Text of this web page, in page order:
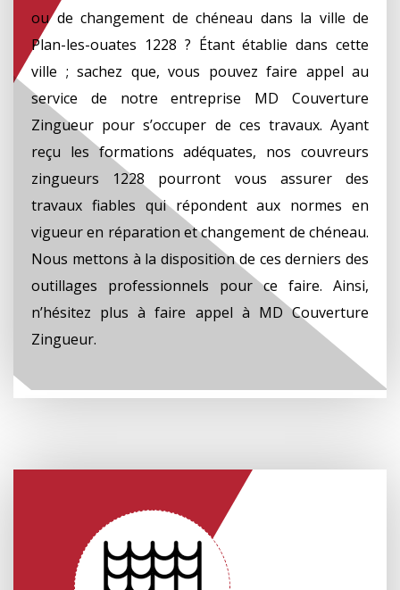
ou de changement de chéneau dans la ville de
Plan-les-ouates 1228 ? Étant établie dans cette
ville ; sachez que, vous pouvez faire appel au
service de notre entreprise MD Couverture
Zingueur pour s’occuper de ces travaux. Ayant
reçu les formations adéquates, nos couvreurs
zingueurs 1228 pourront vous assurer des
travaux fiables qui répondent aux normes en
vigueur en réparation et changement de chéneau.
Nous mettons à la disposition de ces derniers des
outillages professionnels pour ce faire. Ainsi,
n’hésitez plus à faire appel à MD Couverture
Zingueur.